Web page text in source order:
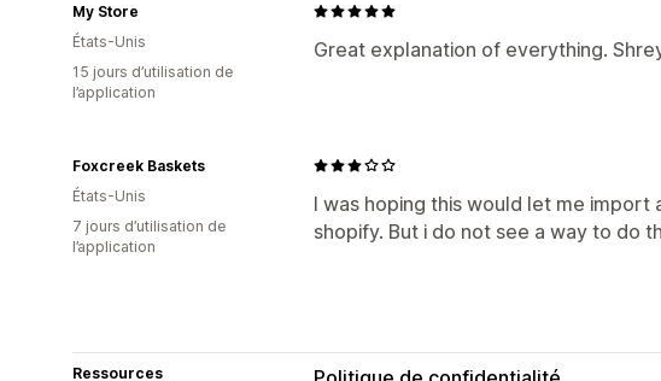
Great explanation of everything.
My Store
États-Unis
15 jours d’utilisation de
l’application
I was hoping this would let me import
shopify. But i do not see a way to do
Foxcreek Baskets
États-Unis
7 jours d’utilisation de
l’application
Ressources